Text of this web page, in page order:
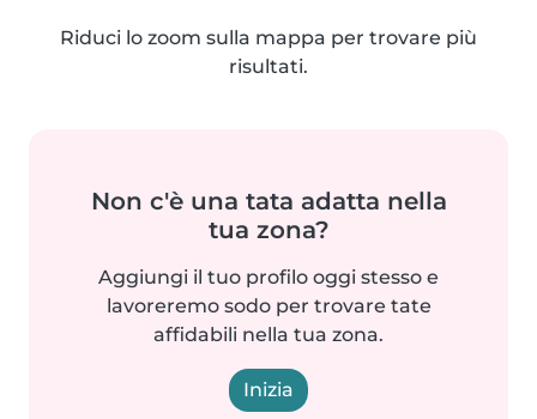
Riduci lo zoom sulla mappa per trovare più
risultati.
Non c'è una tata adatta nella
tua zona?
Aggiungi il tuo profilo oggi stesso e
lavoreremo sodo per trovare tate
affidabili nella tua zona.
Inizia